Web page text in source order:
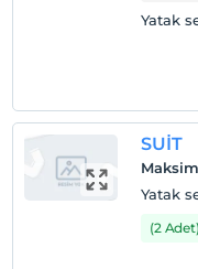
Yatak
SUİT
Yatak
(2